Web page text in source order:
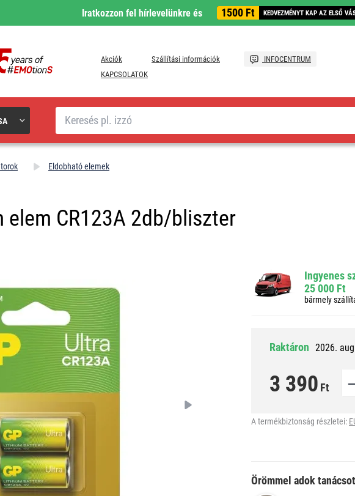
Iratkozzon fel hírlevelünkre és 1500 Ft KEDVEZMÉNYT KAP AZ ELSŐ
Akciók Szállítási információk
INFOCENTRUM
KAPCSOLATOK
Keresés
Eldobható elemek
elem CR123A 2db/bliszter
Ingyenes
25 000 Ft
bármely
Raktáron 2026.
3 390 Ft
A termékbiztonság részletei:
Örömmel adok tanácsot